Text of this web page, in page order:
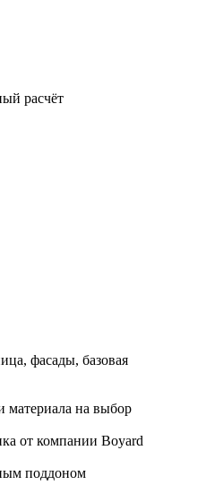
расчёт
фасады, базовая
материала на выбор
от компании Boyard
поддоном